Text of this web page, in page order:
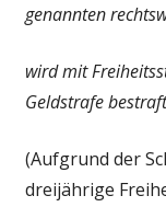
genannten
wird mit
Geldstrafe
(Aufgrund der
dreijährige